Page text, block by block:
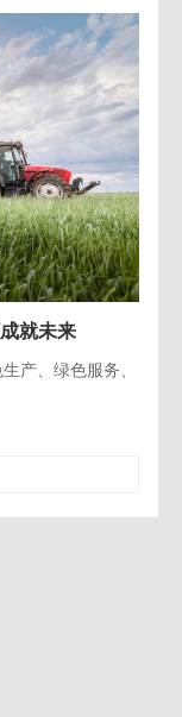
就未来
产、绿色服务、